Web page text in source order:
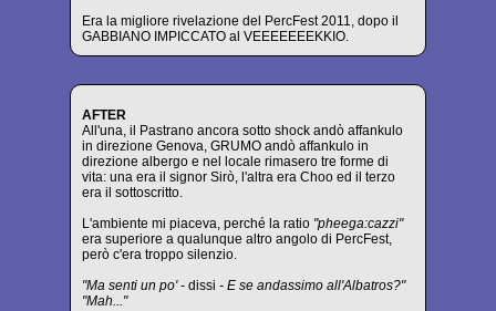
Era la migliore rivelazione del PercFest 2011, dopo il
GABBIANO IMPICCATO al VEEEEEEEKKIO.
AFTER
All'una, il Pastrano ancora sotto shock andò affankulo
in direzione Genova, GRUMO andò affankulo in
direzione albergo e nel locale rimasero tre forme di
vita: una era il signor Sirò, l'altra era Choo ed il terzo
era il sottoscritto.
L'ambiente mi piaceva, perché la ratio "pheega:cazzi"
era superiore a qualunque altro angolo di PercFest,
però c'era troppo silenzio.
"Ma senti un po' - dissi - E se andassimo all'Albatros?"
"Mah..."